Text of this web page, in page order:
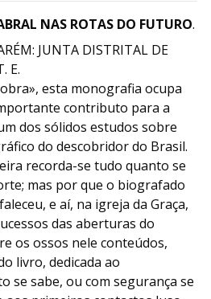
NAS ROTAS DO FUTURO.
JUNTA DISTRITAL DE
E.
esta monografia ocupa
contributo para a
dos sólidos estudos sobre
do descobridor do Brasil.
recorda-se tudo quanto se
mas por que o biografado
e aí, na igreja da Graça,
das aberturas do
os ossos nele conteúdos,
livro, dedicada ao
se sabe, ou com segurança se